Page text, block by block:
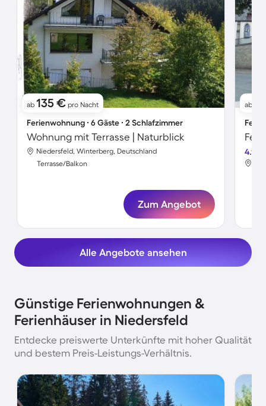
ab 135 € pro Nacht
Ferienwohnung ∙ 6 Gäste ∙ 2 Schlafzimmer
Wohnung mit Terrasse | Naturblick
Niedersfeld, Winterberg, Deutschland
Terrasse/Balkon
Zum Angebot
ab
4.1
Alle Angebote ansehen
Günstige Ferienwohnungen &
Ferienhäuser in Niedersfeld
Entdecke preiswerte Unterkünfte mit hoher Qualität
und bestem Preis-Leistungs-Verhältnis.